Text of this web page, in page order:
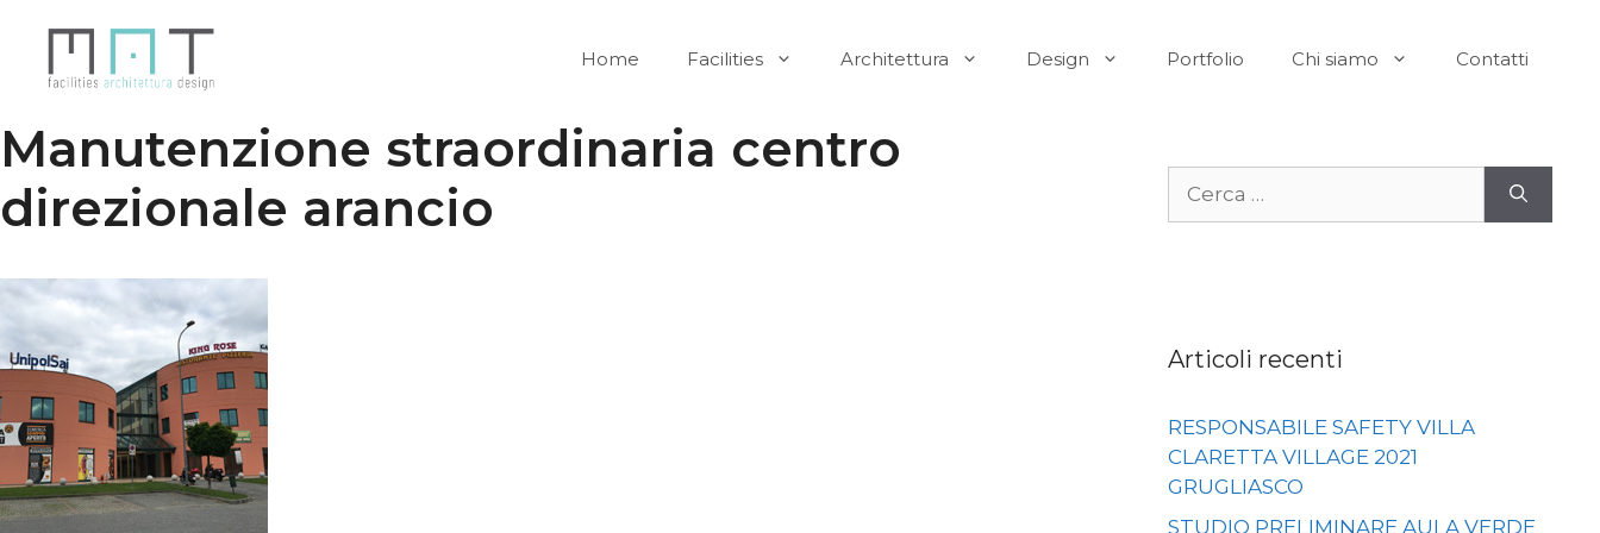
contenuto
Home Facilities Architettura Design Portfolio Chi siamo Contatti
Manutenzione straordinaria centro
direzionale arancio
Articoli recenti
RESPONSABILE SAFETY VILLA
CLARETTA VILLAGE 2021
GRUGLIASCO
STUDIO PRELIMINARE AULA VERDE